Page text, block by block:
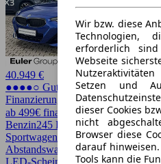
Wir bzw. diese
Technologien,
erforderlich
Webseite
Setzen und
dieser Cookies
nicht
Browser diese
darauf
Tools kann die
40.949 €
●●●●○ Guter Preis
Finanzierung möglich
ab 499€ finanzieren ↗
Benzin245 PS (180 kW)26.700 km
Sportwagen 2 Türen
Abstandswarner, Bi-Xenon